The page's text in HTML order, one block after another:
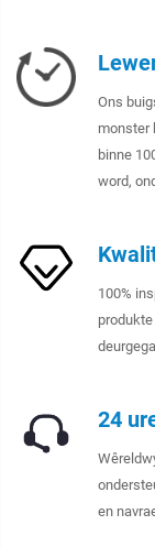
Ons
monster
binne
word,
100%
24
en